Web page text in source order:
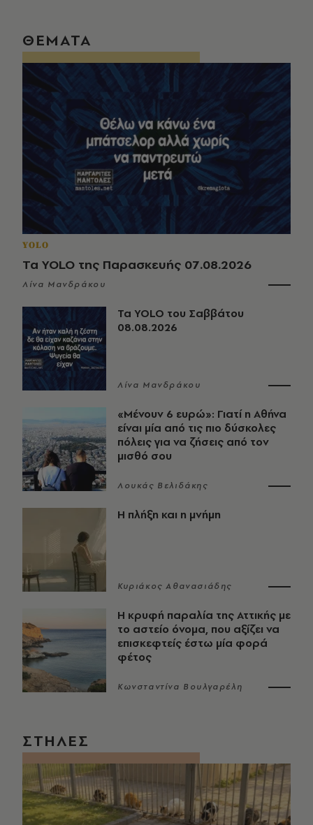
ΘΕΜΑΤΑ
YOLO
Τα YOLO της Παρασκευής 07.08.2026
Λίνα Μανδράκου
Τα YOLO του Σαββάτου
08.08.2026
Λίνα Μανδράκου
«Μένουν 6 ευρώ»: Γιατί η Αθήνα
είναι μία από τις πιο δύσκολες
πόλεις για να ζήσεις από τον
μισθό σου
Λουκάς Βελιδάκης
Η πλήξη και η μνήμη
Κυριάκος Αθανασιάδης
Η κρυφή παραλία της Αττικής με
το αστείο όνομα, που αξίζει να
επισκεφτείς έστω μία φορά
φέτος
Κωνσταντίνα Βουλγαρέλη
ΣΤΗΛΕΣ